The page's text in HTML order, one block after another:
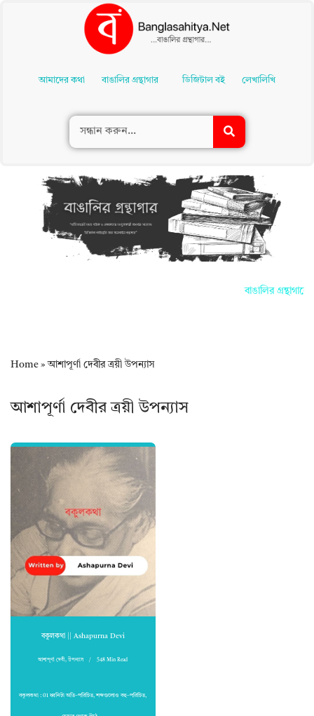
Contentআমাদের কথা বাঙালির গ্রন্থাগার ডিজিটাল বই লেখালিখি
বাঙালির
Home »আশাপূর্ণা দেবীর ত্রয়ী উপন্যাস
আশাপূর্ণা দেবীর ত্রয়ী উপন্যাস
বকুলকথা || Ashapurna Devi
আশাপূর্ণা দেবী,উপন্যাস 548 Min Read
বকুলকথা : 01 ধ্বনিটা অতি–পরিচিত, শব্দগুলোও বহু–পরিচিত,